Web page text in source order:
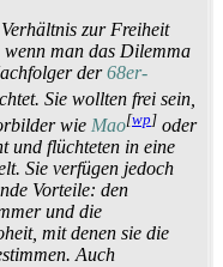
zur Freiheit
wenn man das Dilemma
der68er-
Sie wollten frei sein,
wie Mao[wp] oder
und flüchteten in eine
Sie verfügen jedoch
Vorteile: den
und die
mit denen sie die
Auch